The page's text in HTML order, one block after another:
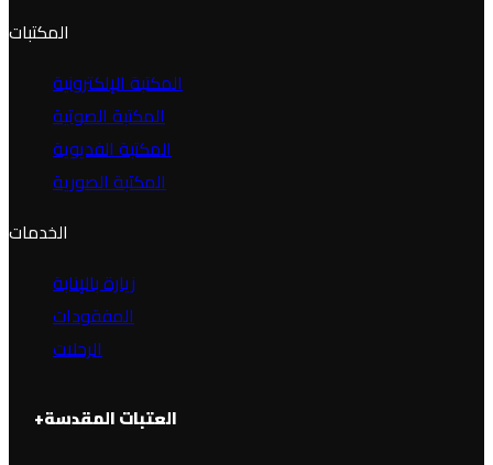
المكتبات
المكتبة الإلكترونية
المكتبة الصوتية
المكتبة الفديوية
المكتبة الصورية
الخدمات
زيارة بالإنابة
المفقودات
الرحلات
العتبات المقدسة